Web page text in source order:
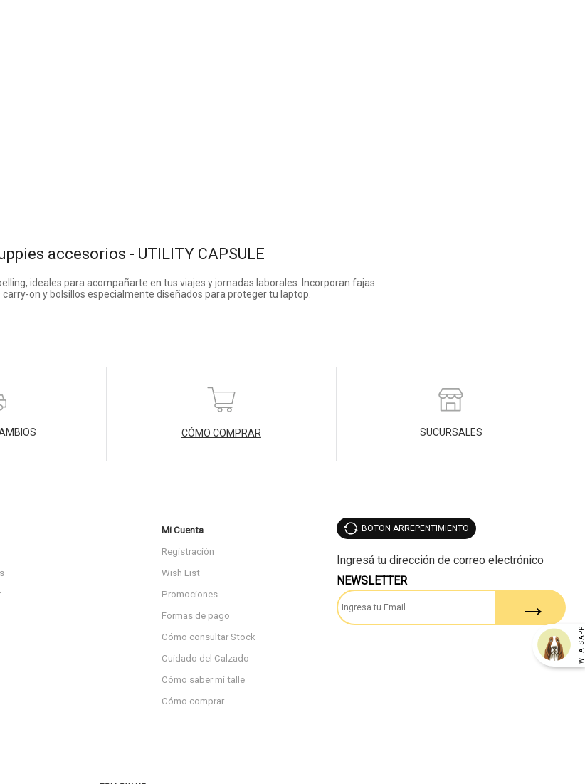
accesorios - UTILITY CAPSULE
ideales para acompañarte en tus viajes y jornadas laborales. Incorporan fajas
on y bolsillos especialmente diseñados para proteger tu laptop.
CÓMO COMPRAR SUCURSALES
Mi Cuenta
Registración
Wish List
Promociones
Formas de pago
Cómo consultar Stock
Cuidado del Calzado
Cómo saber mi talle
Cómo comprar
WHATSAPP
BOTON ARREPENTIMIENTO
NEWSLETTER